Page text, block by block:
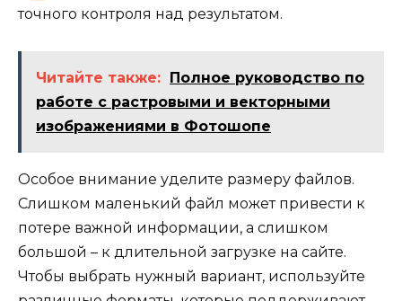
точного контроля над результатом.
Читайте также: Полное руководство по
работе с растровыми и векторными
изображениями в Фотошопе
Особое внимание уделите размеру файлов.
Слишком маленький файл может привести к
потере важной информации, а слишком
большой – к длительной загрузке на сайте.
Чтобы выбрать нужный вариант, используйте